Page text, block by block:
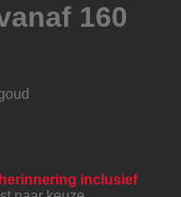
160
inclusief